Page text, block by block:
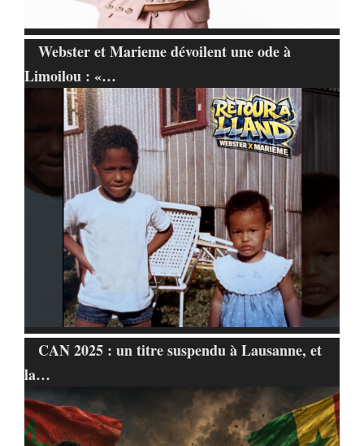
Webster et Marieme dévoilent une ode à
Limoilou : «…
CAN 2025 : un titre suspendu à Lausanne, et
la…